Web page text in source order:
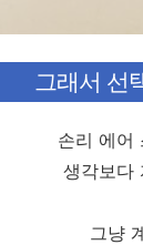
그래서 선
손리 에어
생각보다
그냥